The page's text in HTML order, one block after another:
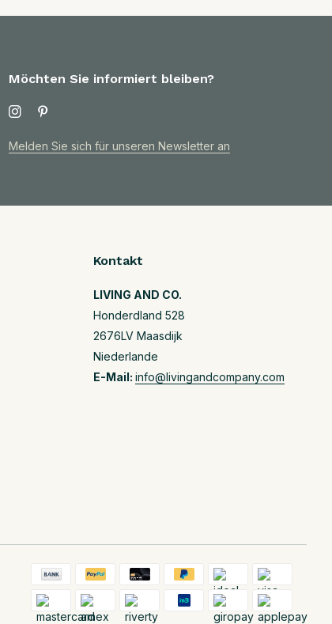
Möchten Sie informiert bleiben?
Melden Sie sich für unseren Newsletter an
Kontakt
LIVING AND CO.
Honderdland 528
2676LV Maasdijk
Niederlande
E-Mail: info@livingandcompany.com